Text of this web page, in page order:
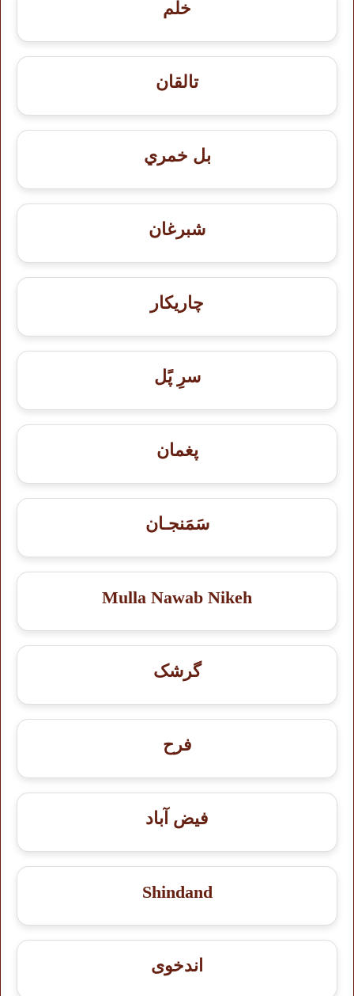
خلم
تالقان
بل خمري
شبرغان
چاریکار
سرِ پًل
پغمان
سَمَنجـان
Mulla Nawab Nikeh
گرشک
فرح
فیض آباد
Shindand
اندخوى